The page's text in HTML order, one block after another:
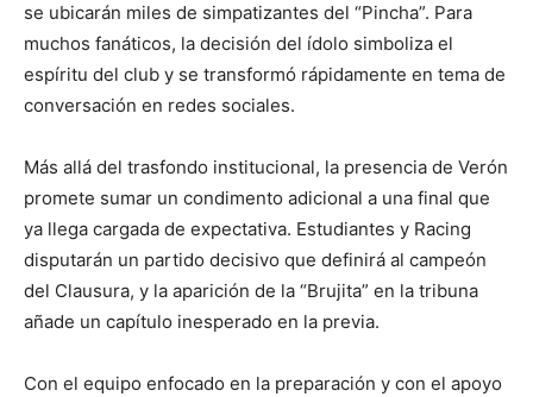
se ubicarán miles de simpatizantes del “Pincha”. Para
muchos fanáticos, la decisión del ídolo simboliza el
espíritu del club y se transformó rápidamente en tema de
conversación en redes sociales.
Más allá del trasfondo institucional, la presencia de Verón
promete sumar un condimento adicional a una final que
ya llega cargada de expectativa. Estudiantes y Racing
disputarán un partido decisivo que definirá al campeón
del Clausura, y la aparición de la “Brujita” en la tribuna
añade un capítulo inesperado en la previa.
Con el equipo enfocado en la preparación y con el apoyo